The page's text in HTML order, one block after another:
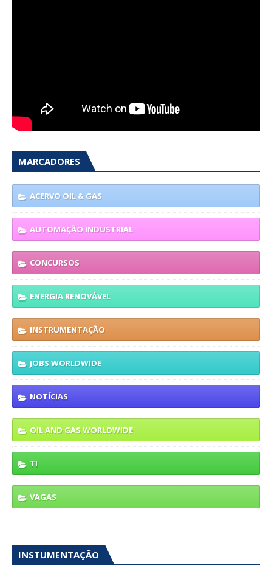
MARCADORES
ACERVO OIL & GAS
AUTOMAÇÃO INDUSTRIAL
CONCURSOS
ENERGIA RENOVÁVEL
INSTRUMENTAÇÃO
JOBS WORLDWIDE
NOTÍCIAS
OIL AND GAS WORLDWIDE
TI
VAGAS
INSTUMENTAÇÃO